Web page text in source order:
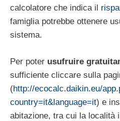
calcolatore che indica il
famiglia potrebbe ottenere
sistema.
Per poter usufruire
sufficiente cliccare sulla
(http://ecocalc.daikin.eu/
country=it&language=it) e
abitazione, tra cui la località